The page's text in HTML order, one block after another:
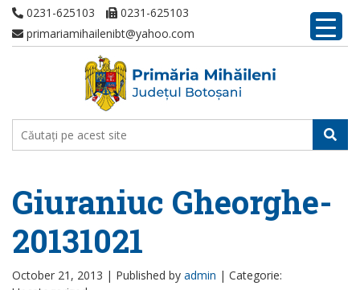
0231-625103
0231-625103
primariamihailenibt@yahoo.com
Giuraniuc Gheorghe-
20131021
October 21, 2013 | Published by admin | Categorie: